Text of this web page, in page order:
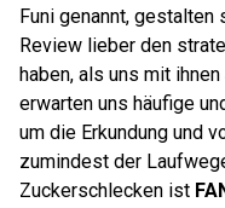
Funi genannt,
Review lieber den
haben, als uns mit
erwarten uns häufige
um die Erkundung und
zumindest der
Zuckerschlecken ist